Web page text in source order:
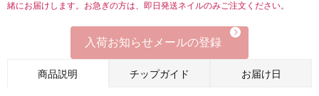
緒にお届けします。お急ぎの方は、即日発送ネイルのみご注文ください。
入荷お知らせメールの登録
商品説明 チップガイド お届け日